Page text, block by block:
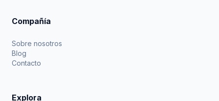
Compañía
Sobre nosotros
Blog
Contacto
Explora